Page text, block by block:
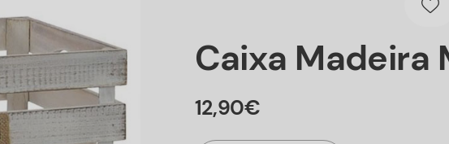
Caixa Madeira
12,90€